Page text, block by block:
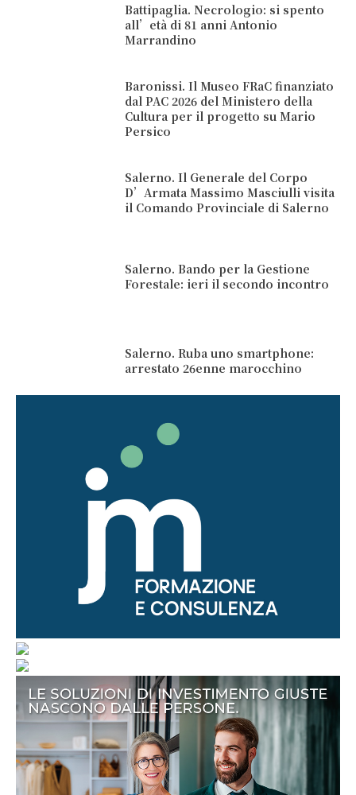
Battipaglia. Necrologio: si spento
all’età di 81 anni Antonio
Marrandino
Baronissi. Il Museo FRaC finanziato
dal PAC 2026 del Ministero della
Cultura per il progetto su Mario
Persico
Salerno. Il Generale del Corpo
D’Armata Massimo Masciulli visita
il Comando Provinciale di Salerno
Salerno. Bando per la Gestione
Forestale: ieri il secondo incontro
Salerno. Ruba uno smartphone:
arrestato 26enne marocchino